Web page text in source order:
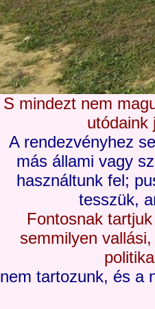
S mindezt nem
utódaink
A rendezvényhez
más állami vagy
használtunk fel;
tesszük,
Fontosnak
semmilyen
nem tartozunk, és a